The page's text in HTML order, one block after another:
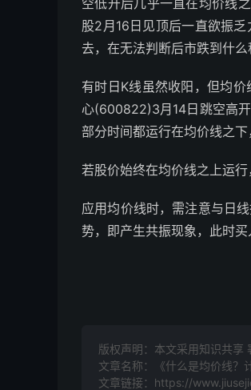
空低开后几乎一直在均价线
股2月16日见顶后一直欲振
去，在无法判断后市跌到什么
有时日K线虽然收阳，但均
心(600822)3月14日跳空高
部分时间都运行在均价线之下
若股价始终在均价线之上运
应用均价线时，需注意与日
势，即产生共振现象，此时
版权声明：本文采用知识共
文章名称：《什么是均价线？
文章链接： https://